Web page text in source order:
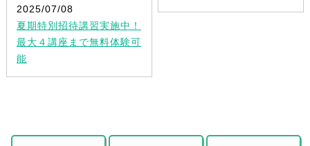
2025/07/08
夏期特別招待講習実施中！
最大４講座まで無料体験可
能